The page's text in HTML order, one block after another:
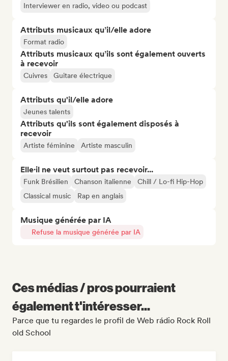
Interviewer en radio, video ou podcast
Attributs musicaux qu’il/elle adore
Format radio
Attributs musicaux qu’ils sont également ouverts
à recevoir
Cuivres Guitare électrique
Attributs qu'il/elle adore
Jeunes talents
Attributs qu'ils sont également disposés à
recevoir
Artiste féminine Artiste masculin
Elle·il ne veut surtout pas recevoir...
Funk Brésilien Chanson italienne
Chill / Lo-fi Hip-Hop
Classical music
Rap en anglais
Musique générée par IA
Refuse la musique générée par IA
Ces médias / pros pourraient
également t'intéresser...
Parce que tu regardes le profil de Web rádio Rock Roll
old School